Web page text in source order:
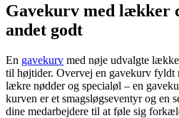
Gavekurv med lækker
andet godt
En gavekurv med nøje udvalgte
til højtider. Overvej en gavekurv fyldt
lækre nødder og specialøl – en
kurven er et smagsløgseventyr og en
dine medarbejdere til at føle sig